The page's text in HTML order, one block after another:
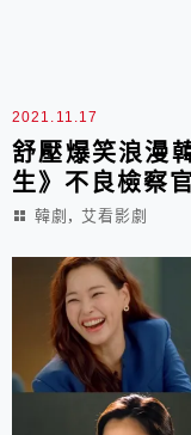
2021.11.17
舒壓爆笑浪漫
生》不良檢察
韓劇 , 艾看影劇